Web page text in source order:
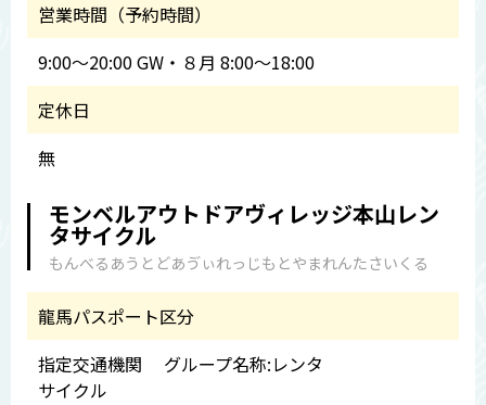
営業時間（予約時間）
9:00～20:00 GW・８月 8:00～18:00
定休日
無
モンベルアウトドアヴィレッジ本山レン
タサイクル
もんべるあうとどあゔぃれっじもとやまれんたさいくる
龍馬パスポート区分
指定交通機関 グループ名称:レンタ
サイクル